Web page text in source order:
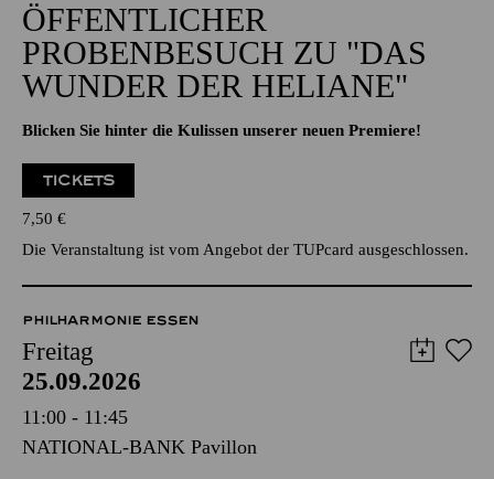
ÖFFENTLICHER
PROBENBESUCH ZU "DAS
WUNDER DER HELIANE"
Blicken Sie hinter die Kulissen unserer neuen Premiere!
TICKETS
7,50 €
Die Veranstaltung ist vom Angebot der TUPcard ausgeschlossen.
PHILHARMONIE ESSEN
Freitag
25.09.2026
11:00 - 11:45
NATIONAL-BANK Pavillon